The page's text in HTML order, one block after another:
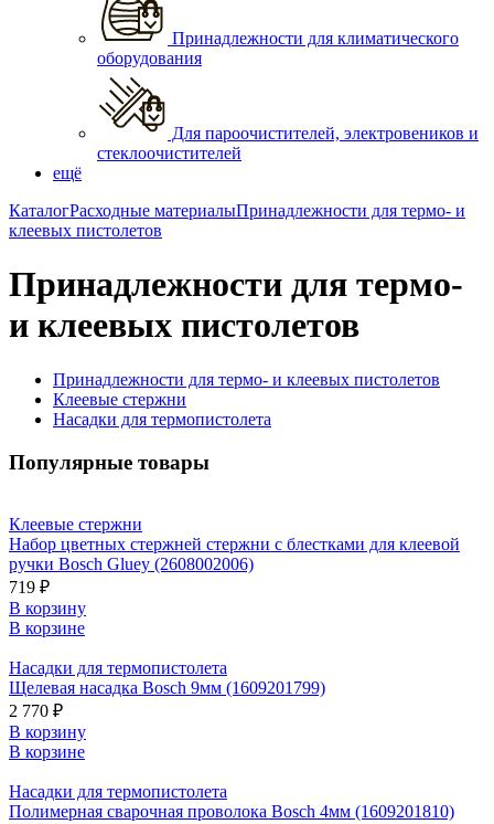
Принадлежности для климатического
оборудования
Для пароочистителей, электровеников и
стеклоочистителей
ещё
КаталогРасходные материалыПринадлежности для термо- и
клеевых пистолетов
Принадлежности для термо-
и клеевых пистолетов
Принадлежности для термо- и клеевых пистолетов
Клеевые стержни
Насадки для термопистолета
Популярные товары
Клеевые стержни
Набор цветных стержней стержни с блестками для клеевой
ручки Bosch Gluey (2608002006)
719 ₽
В корзину
В корзине
Насадки для термопистолета
Щелевая насадка Bosch 9мм (1609201799)
2 770 ₽
В корзину
В корзине
Насадки для термопистолета
Полимерная сварочная проволока Bosch 4мм (1609201810)